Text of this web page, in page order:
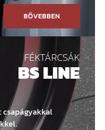
BŐVEBBEN
FÉKTÁRCSÁK
BS LINE